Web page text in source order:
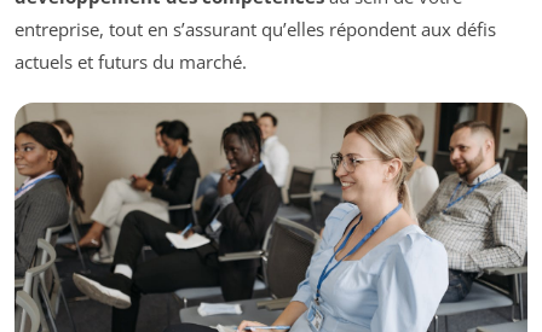
entreprise, tout en s’assurant qu’elles répondent aux défis
actuels et futurs du marché.